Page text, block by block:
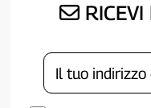
RICEVI